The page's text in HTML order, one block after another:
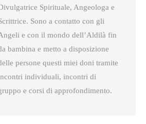
Spirituale, Angeologa e
Sono a contatto con gli
e con il mondo dell’Aldilà fin
bambina e metto a disposizione
persone questi miei doni tramite
individuali, incontri di
e corsi di approfondimento.